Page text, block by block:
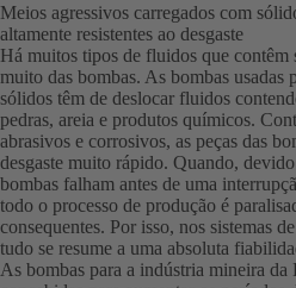
Meios agressivos carregados com
altamente resistentes ao desgaste
Há muitos tipos de fluidos que contêm
muito das bombas. As bombas usadas
sólidos têm de deslocar fluidos
pedras, areia e produtos químicos.
abrasivos e corrosivos, as peças das
desgaste muito rápido. Quando, devido
bombas falham antes de uma
todo o processo de produção é
consequentes. Por isso, nos sistemas
tudo se resume a uma absoluta
As bombas para a indústria mineira da